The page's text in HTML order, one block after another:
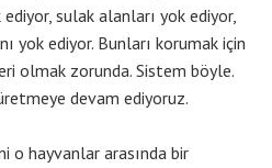
sulak alanları yok ediyor,
yok ediyor. Bunları korumak için
olmak zorunda. Sistem böyle.
devam ediyoruz.
o hayvanlar arasında bir